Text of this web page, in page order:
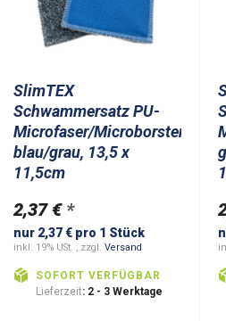
SlimTEX
Schwammersatz PU-
Microfaser/Microborsten
blau/grau, 13,5 x
11,5cm
2,37 € *
nur 2,37 € pro 1 Stück
inkl. 19% USt. , zzgl. Versand
SOFORT VERFÜGBAR
Lieferzeit: 2 - 3 Werktage